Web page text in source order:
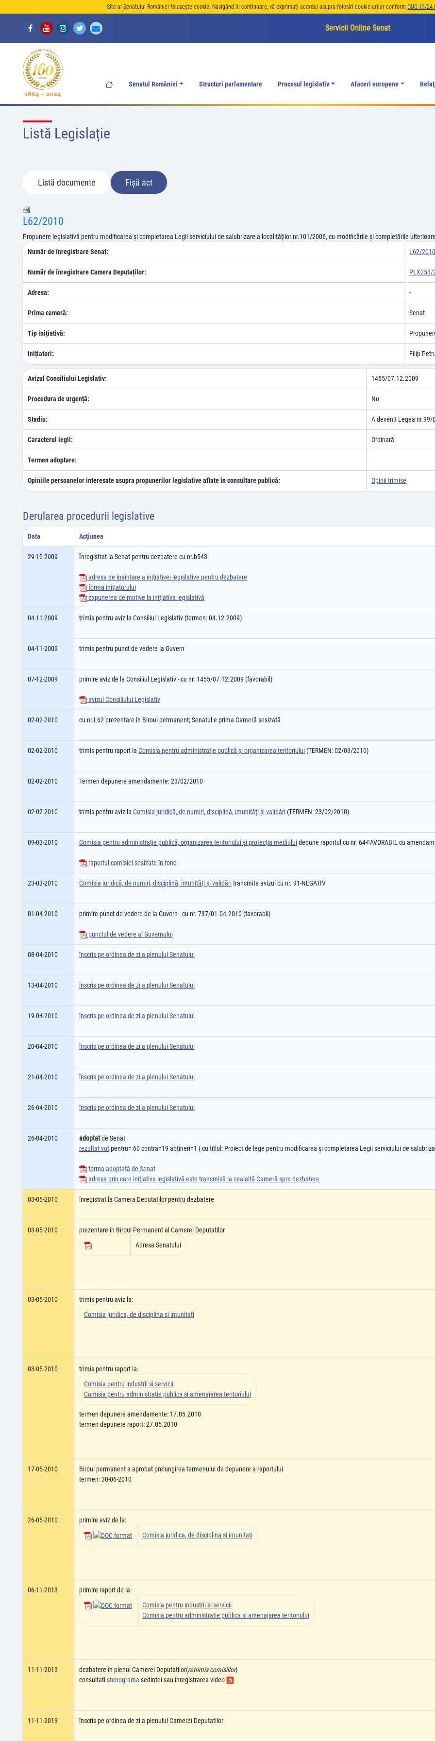
Site-ul Senatului României folosește cookie. Navigând în continuare, vă exprimați acordul asupra folosiri cookie-urilor conform OUG 13/
Servicii Online Senat
Senatul României Structuri parlamentare Procesul legislativ Afaceri europene
Listă Legislație
Listă documente Fișă act
L62/2010
Propunere legislativă pentru modificarea şi completarea Legii serviciului de salubrizare a localităţilor nr.101/2006, cu modificările şi completările ulterioare
Număr de înregistrare Senat:
L62/2010
Număr de înregistrare Camera Deputaților: PLX253/
Adresa: -
Prima cameră: Senat
Tip inițiativă:
Inițiatori: Filip
Avizul Consiliului Legislativ: 1455/07.12.2009
Procedura de urgență: Nu
Stadiu: A devenit Legea
Caracterul legii: Ordinară
Termen adoptare:
Opiniile persoanelor interesate asupra propunerilor legislative aflate în consultare publică: Opinii trimise
Derularea procedurii legislative
Data Acțiunea
29-10-2009 Înregistrat la Senat pentru dezbatere cu nr.b543
adresa de înaintare a iniţiativei legislative pentru dezbatere
forma iniţiatorului
expunerea de motive la iniţiativa legislativă
04-11-2009 trimis pentru aviz la Consiliul Legislativ (termen: 04.12.2009)
04-11-2009 trimis pentru punct de vedere la Guvern
07-12-2009 primire aviz de la Consiliul Legislativ - cu nr. 1455/07.12.2009 (favorabil)
avizul Consiliului Legislativ
02-02-2010 cu nr.L62 prezentare în Biroul permanent; Senatul e prima Cameră sesizată
02-02-2010 trimis pentru raport la Comisia pentru administraţie publică şi organizarea teritoriului (TERMEN: 02/03/2010)
02-02-2010 Termen depunere amendamente: 23/02/2010
02-02-2010 trimis pentru aviz la Comisia juridică, de numiri, disciplină, imunităţi şi validări (TERMEN: 23/02/2010)
09-03-2010 Comisia pentru administraţie publică, organizarea teritoriului şi protecţia mediuluidepune raportul cu nr. 64-FAVORABIL cu
raportul comisiei sesizate în fond
23-03-2010 Comisia juridică, de numiri, disciplină, imunităţi şi validăritransmite avizul cu nr. 91-NEGATIV
01-04-2010 primire punct de vedere de la Guvern - cu nr. 737/01.04.2010 (favorabil)
punctul de vedere al Guvernului
08-04-2010 înscris pe ordinea de zi a plenului Senatului
13-04-2010 înscris pe ordinea de zi a plenului Senatului
19-04-2010 înscris pe ordinea de zi a plenului Senatului
20-04-2010 înscris pe ordinea de zi a plenului Senatului
21-04-2010 înscris pe ordinea de zi a plenului Senatului
26-04-2010 înscris pe ordinea de zi a plenului Senatului
26-04-2010 adoptatde Senat
rezultat vot pentru= 60 contra=19 abțineri=1 ( cu titlul: Proiect de lege pentru modificarea şi completarea Legii serviciului de
forma adoptată de Senat
adresa prin care iniţiativa legislativă este transmisă la cealaltă Cameră spre dezbatere
03-05-2010 înregistrat la Camera Deputatilor pentru dezbatere
03-05-2010
prezentare în Biroul Permanent al Camerei Deputatilor
Adresa Senatului
03-05-2010
trimis pentru aviz la:
Comisia juridica, de disciplina si imunitati
03-05-2010
trimis pentru raport la:
Comisia pentru industrii si servicii
Comisia pentru administratie publica si amenajarea teritoriului
termen depunere amendamente: 17.05.2010
termen depunere raport: 27.05.2010
17-05-2010
Biroul permanent a aprobat prelungirea termenului de depunere a raportului
termen: 30-06-2010
26-05-2010
primire aviz de la:
Comisia juridica, de disciplina si imunitati
06-11-2013
primire raport de la:
Comisia pentru industrii si servicii
Comisia pentru administratie publica si amenajarea teritoriului
11-11-2013 dezbatere în plenul Camerei Deputatilor(retrimis comisiilor)
consultatistenograma sedintei sau înregistrarea video
11-11-2013 înscris pe ordinea de zi a plenului Camerei Deputatilor